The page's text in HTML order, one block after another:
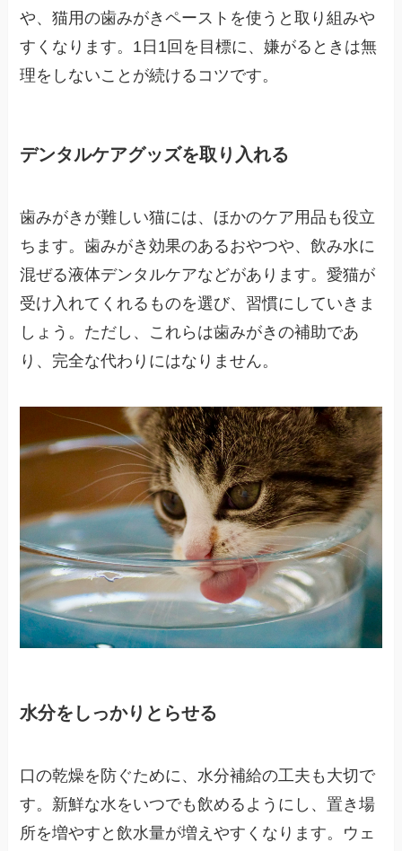
や、猫用の歯みがきペーストを使うと取り組みや
すくなります。1日1回を目標に、嫌がるときは無
理をしないことが続けるコツです。
デンタルケアグッズを取り入れる
歯みがきが難しい猫には、ほかのケア用品も役立
ちます。歯みがき効果のあるおやつや、飲み水に
混ぜる液体デンタルケアなどがあります。愛猫が
受け入れてくれるものを選び、習慣にしていきま
しょう。ただし、これらは歯みがきの補助であ
り、完全な代わりにはなりません。
水分をしっかりとらせる
口の乾燥を防ぐために、水分補給の工夫も大切で
す。新鮮な水をいつでも飲めるようにし、置き場
所を増やすと飲水量が増えやすくなります。ウェ